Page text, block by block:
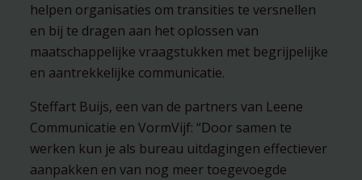
helpen organisaties om transities te versnellen
en bij te dragen aan het oplossen van
maatschappelijke vraagstukken met begrijpelijke
en aantrekkelijke communicatie.
Steffart Buijs, een van de partners van Leene
Communicatie en VormVijf: “Door samen te
werken kun je als bureau uitdagingen effectiever
aanpakken en van nog meer toegevoegde